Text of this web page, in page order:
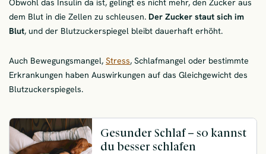
Obwohl das Insulin da ist, gelingt es nicht mehr, den Zucker aus
dem Blut in die Zellen zu schleusen. Der Zucker staut sich im
Blut, und der Blutzuckerspiegel bleibt dauerhaft erhöht.
Auch Bewegungsmangel, Stress, Schlafmangel oder bestimmte
Erkrankungen haben Auswirkungen auf das Gleichgewicht des
Blutzuckerspiegels.
Gesunder Schlaf – so kannst
du besser schlafen